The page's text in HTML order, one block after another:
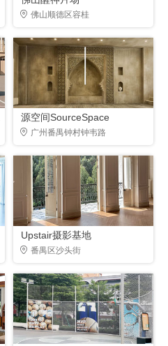
佛山顺德区容桂
源空间SourceSpace
广州番禺钟村钟韦路
Upstair摄影基地
番禺区沙头街